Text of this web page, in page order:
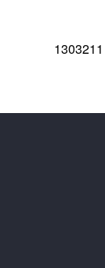
1303211